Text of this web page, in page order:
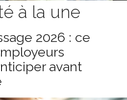
à la une
2026 : ce
avant